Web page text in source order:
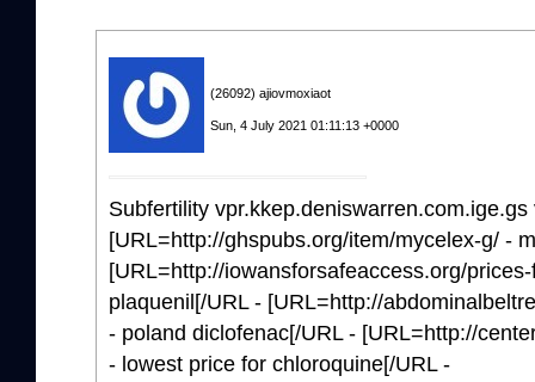
(26092) ajiovmoxiaot
Sun, 4 July 2021 01:11:13 +0000
Subfertility
[URL=http://ghspubs.org/item/mycelex-g/ -
[URL=http://iowansforsafeaccess.org/
plaquenil[/URL - [URL=http://
- poland diclofenac[/URL - [URL=http://
- lowest price for chloroquine[/URL -